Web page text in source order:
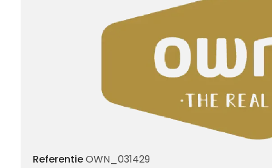
ReferentieOWN_031429